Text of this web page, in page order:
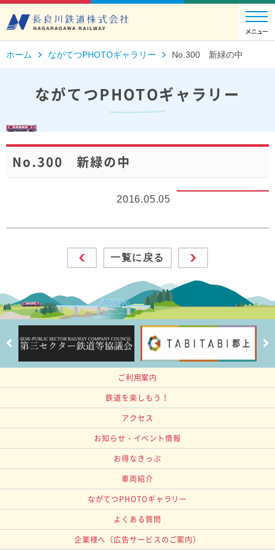
ホーム ながてつPHOTOギャラリー No.300 新緑の中
ながてつPHOTOギャラリー
No.300 新緑の中
2016.05.05
一覧に戻る
ご利用案内
鉄道を楽しもう！
アクセス
お知らせ・イベント情報
お得なきっぷ
車両紹介
ながてつPHOTOギャラリー
よくある質問
企業様へ （広告サービスのご案内）